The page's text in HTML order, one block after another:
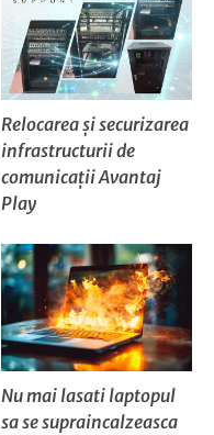
Relocarea și securizarea
infrastructurii de
comunicații Avantaj
Play
Nu mai lasati laptopul
sa se supraincalzeasca